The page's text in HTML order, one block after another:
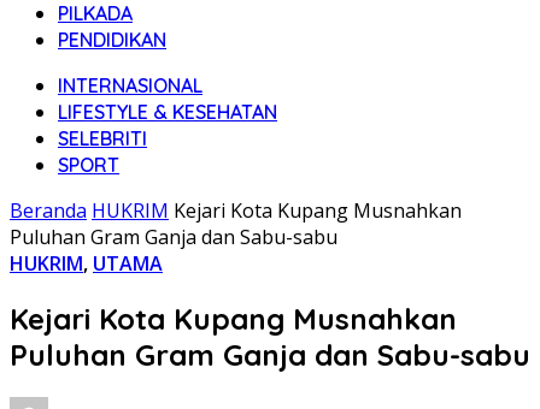
PILKADA
PENDIDIKAN
INTERNASIONAL
LIFESTYLE & KESEHATAN
SELEBRITI
SPORT
Beranda HUKRIM Kejari Kota Kupang Musnahkan
Puluhan Gram Ganja dan Sabu-sabu
HUKRIM, UTAMA
Kejari Kota Kupang Musnahkan
Puluhan Gram Ganja dan Sabu-sabu